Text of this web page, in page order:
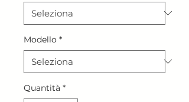
Modello *
Quantità *